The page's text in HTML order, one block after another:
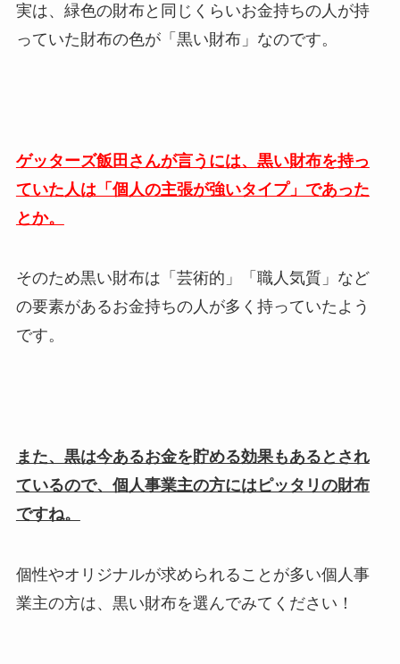
実は、緑色の財布と同じくらいお金持ちの人が持
っていた財布の色が「黒い財布」なのです。
ゲッターズ飯田さんが言うには、黒い財布を持っ
ていた人は「個人の主張が強いタイプ」であった
とか。
そのため黒い財布は「芸術的」「職人気質」など
の要素があるお金持ちの人が多く持っていたよう
です。
また、黒は今あるお金を貯める効果もあるとされ
ているので、個人事業主の方にはピッタリの財布
ですね。
個性やオリジナルが求められることが多い個人事
業主の方は、黒い財布を選んでみてください！